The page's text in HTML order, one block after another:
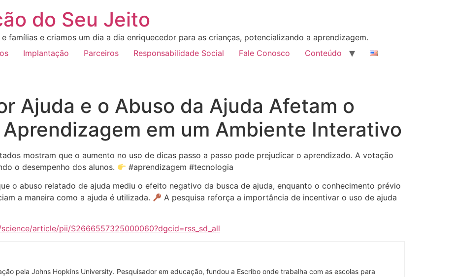
do Seu Jeito
famílias e criamos um dia a dia enriquecedor para as crianças, potencializando a aprendizagem.
Implantação Parceiros Responsabilidade Social Fale Conosco Conteúdo
Ajuda e o Abuso da Ajuda Afetam o
em um Ambiente Interativo
mostram que o aumento no uso de dicas passo a passo pode prejudicar o aprendizado. A votação
o desempenho dos alunos.
#aprendizagem #tecnologia
o abuso relatado de ajuda mediu o efeito negativo da busca de ajuda, enquanto o conhecimento prévio
a maneira como a ajuda é utilizada.
A pesquisa reforça a importância de incentivar o uso de ajuda
article/pii/S2666557325000060?dgcid=rss_sd_all
pela Johns Hopkins University. Pesquisador em educação, fundou a Escribo onde trabalha com as escolas para